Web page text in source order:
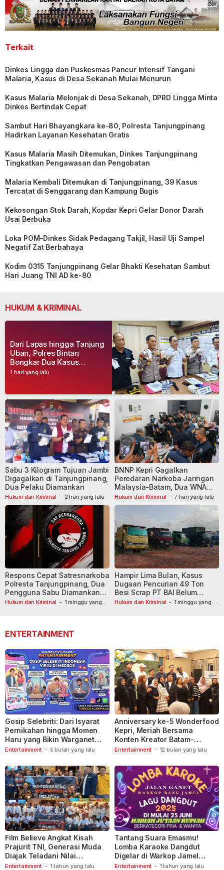
Terkait
Dinkes Lingga dan Puskesmas Pancur Intensif Tangani
Malaria, Kasus di Desa Sekanah Mulai Menurun
Kasus Malaria Melonjak di Desa Sekanah, DPRD Lingga Minta
Dinkes Bertindak Cepat
Sambut Hari Bhayangkara ke-80, Polresta Tanjungpinang
Hadirkan Layanan Kesehatan Gratis
Kasus Malaria Masih Ditemukan, Dinkes Tanjungpinang
Tingkatkan Pengawasan dan Pengobatan
Malaria Kembali Ditemukan di Tanjungpinang, 39 Kasus
Tercatat di Senggarang dan Kampung Bugis
Kekosongan Stok Darah, Kopdar Kepri Gelar Donor Darah
Usai Berbuka
Loka POM–Dinkes Sidak Pedagang Takjil, Hasil Uji Sampel
Negatif Zat Berbahaya
Kodim 0315 Tanjungpinang Gelar Bhakti Kesehatan Sambut
Hari Juang TNI AD ke-80
HUKUM & KRIMINAL
1 hari yang lalu
Dari Lapas hingga Tanjung
Uban, Polres Bintan
Bongkar Dua Kasus
Narkoba, Empat Tersangka
Hukum dan Kriminal - 2 hari yang lalu
Sabu 3 Kilogram Tujuan Jambi
Digagalkan di Tanjungpinang,
Dua Pelaku Diamankan
Hukum dan Kriminal - 7 hari yang lalu
BNNP Kepri Gagalkan
Peredaran Narkoba Jaringan
Malaysia-Batam, Dua WNA
Masih Diburu
Hukum dan Kriminal - 1 minggu yang
Respons Cepat Satresnarkoba
Polresta Tanjungpinang, Dua
Pengguna Sabu Diamankan
Usai Dilaporkan ke Call Center
Hukum dan Kriminal - 1 minggu yang
Hampir Lima Bulan, Kasus
Dugaan Pencurian 49 Ton
Besi Scrap PT BAI Belum
Tetapkan Tersangka
ENTERTAINMENT
Entertainment - 5 bulan yang lalu
Gosip Selebriti: Dari Isyarat
Pernikahan hingga Momen
Haru yang Bikin Warganet
Berspekulasi
Entertainment - 12 bulan yang lalu
Anniversary ke-5 Wonderfood
Kepri, Meriah Bersama
Konten Kreator Batam-
Tanjungpinang
Entertainment - 1 tahun yang lalu
Film Believe Angkat Kisah
Prajurit TNI, Generasi Muda
Diajak Teladani Nilai
Keberanian
Entertainment - 1 tahun yang lalu
Tantang Suara Emasmu!
Lomba Karaoke Dangdut
Digelar di Warkop Jamel
Ganet